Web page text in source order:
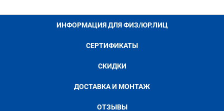
ИНФОРМАЦИЯ ДЛЯ ФИЗ/ЮР.ЛИЦ
СЕРТИФИКАТЫ
СКИДКИ
ДОСТАВКА И МОНТАЖ
ОТЗЫВЫ